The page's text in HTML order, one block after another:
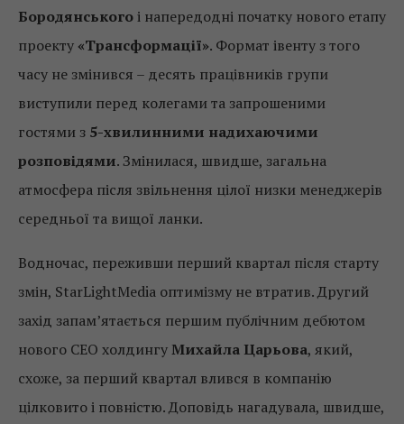
Бородянськогоі напередодні початку нового етапу
проекту «Трансформації». Формат івенту з того
часу не змінився – десять працівників групи
виступили перед колегами та запрошеними
гостями з 5-хвилинними надихаючими
розповідями. Змінилася, швидше, загальна
атмосфера після звільнення цілої низки менеджерів
середньої та вищої ланки.
Водночас, переживши перший квартал після старту
змін, StarLightMedia оптимізму не втратив. Другий
захід запам’ятається першим публічним дебютом
нового СЕО холдингуМихайла Царьова, який,
схоже, за перший квартал влився в компанію
цілковито і повністю. Доповідь нагадувала, швидше,